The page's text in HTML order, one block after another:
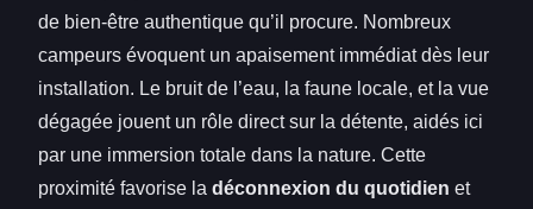
de bien-être authentique qu’il procure. Nombreux
campeurs évoquent un apaisement immédiat dès leur
installation. Le bruit de l’eau, la faune locale, et la vue
dégagée jouent un rôle direct sur la détente, aidés ici
par une immersion totale dans la nature. Cette
proximité favorise la déconnexion du quotidien et